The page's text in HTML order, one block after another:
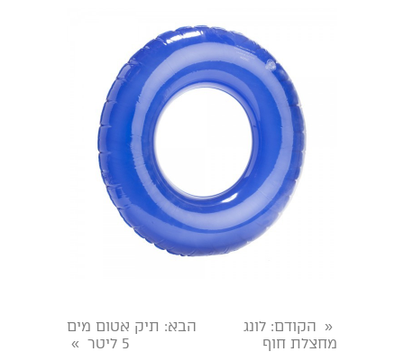
« הקודם: לונג
מחצלת חוף
הבא: תיק אטום מים
5 ליטר
»